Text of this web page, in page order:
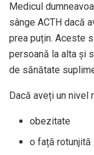
Medicul
sânge ACTH dacă
prea puțin. Aceste
persoană la alta și
de sănătate
Dacă aveți un
obezitate
o față rotunjită